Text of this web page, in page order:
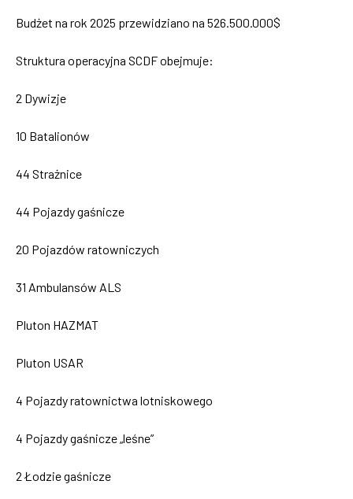
Budżet na rok 2025 przewidziano na 526.500.000$
Struktura operacyjna SCDF obejmuje:
2 Dywizje
10 Batalionów
44 Strażnice
44 Pojazdy gaśnicze
20 Pojazdów ratowniczych
31 Ambulansów ALS
Pluton HAZMAT
Pluton USAR
4 Pojazdy ratownictwa lotniskowego
4 Pojazdy gaśnicze „leśne”
2 Łodzie gaśnicze